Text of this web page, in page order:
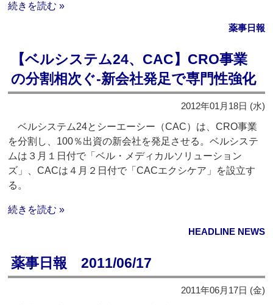
続きを読む »
薬事日報
【ベルシステム24、CAC】CRO事業
の分割相次ぐ‐新会社発足で専門性強化
2012年01月18日 (水)
ベルシステム24とシーエーシー（CAC）は、CRO事業
を分割し、100％出資の新会社を発足させる。ベルシステ
ムは３月１日付で「ベル・メディカルソリューション
ズ」、CACは４月２日付で「CACエクシケア」を設立す
る。
続きを読む »
HEADLINE NEWS
薬事日報 2011/06/17
2011年06月17日 (金)